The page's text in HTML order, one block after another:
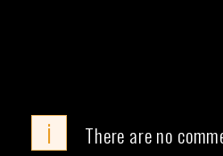
i There are no